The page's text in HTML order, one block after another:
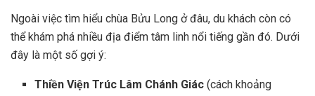
Ngoài việc tìm hiểu chùa Bửu Long ở đâu, du khách còn có
thể khám phá nhiều địa điểm tâm linh nổi tiếng gần đó. Dưới
đây là một số gợi ý:
Thiền Viện Trúc Lâm Chánh Giác (cách khoảng